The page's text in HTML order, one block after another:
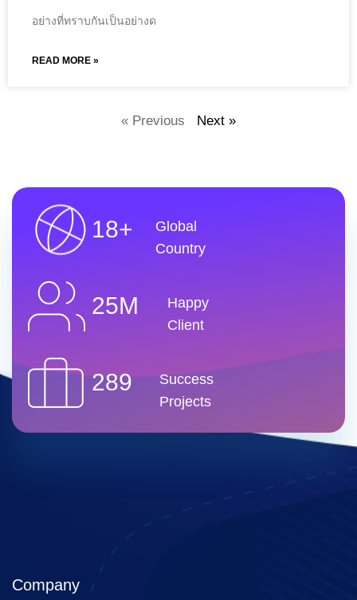
อย่างที่ทราบกันเป็นอย่างด
READ MORE »
« Previous Next »
18+
Global
Country
25M
Happy
Client
289
Success
Projects
Company